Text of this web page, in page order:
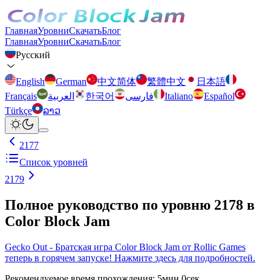
ГлавнаяУровниСкачатьБлог
ГлавнаяУровниСкачатьБлог
Русский
English German 中文简体 繁體中文
日本語
Français
العربية 한국어 فارسی Italiano
Español
Türkçe
ລາວ
2177
Список уровней
2179
Полное руководство по уровню 2178 в
Color Block Jam
Gecko Out - Братская игра Color Block Jam от Rollic Games
теперь в горячем запуске! Нажмите здесь для подробностей.